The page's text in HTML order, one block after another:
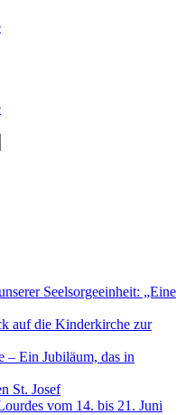
Seelsorgeeinheit: „Eine
auf die Kinderkirche zur
– Ein Jubiläum, das in
St. Josef
vom 14. bis 21. Juni